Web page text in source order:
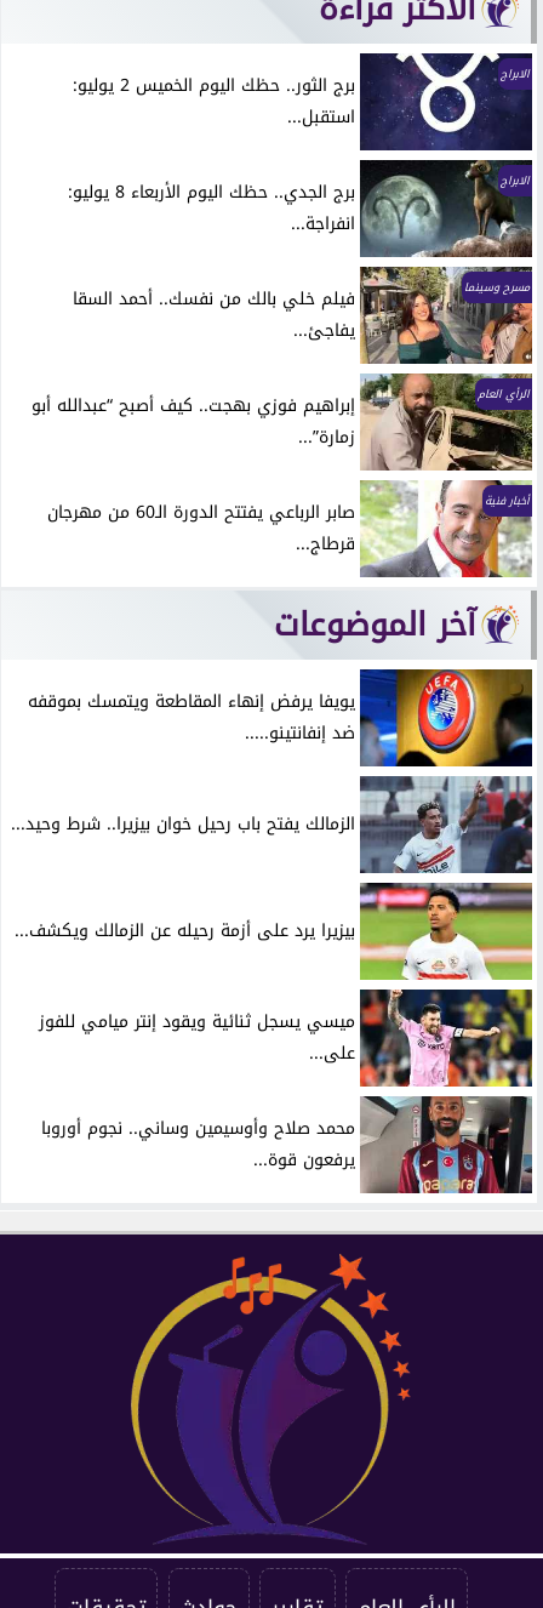
الابراج
برج الثور.. حظك اليوم الخميس 2 يوليو:
استقبل...
الابراج
برج الجدي.. حظك اليوم الأربعاء 8 يوليو:
انفراجة...
مسرح وسينما
فيلم خلي بالك من نفسك.. أحمد السقا
يفاجئ...
الرأي العام
إبراهيم فوزي بهجت.. كيف أصبح “عبدالله أبو
زمارة”...
أخبار فنية
صابر الرباعي يفتتح الدورة الـ60 من مهرجان
قرطاج...
آخر الموضوعات
يويفا يرفض إنهاء المقاطعة ويتمسك بموقفه
ضد إنفانتينو.....
الزمالك يفتح باب رحيل خوان بيزيرا.. شرط وحيد...
بيزيرا يرد على أزمة رحيله عن الزمالك ويكشف...
ميسي يسجل ثنائية ويقود إنتر ميامي للفوز
على...
محمد صلاح وأوسيمين وساني.. نجوم أوروبا
يرفعون قوة...